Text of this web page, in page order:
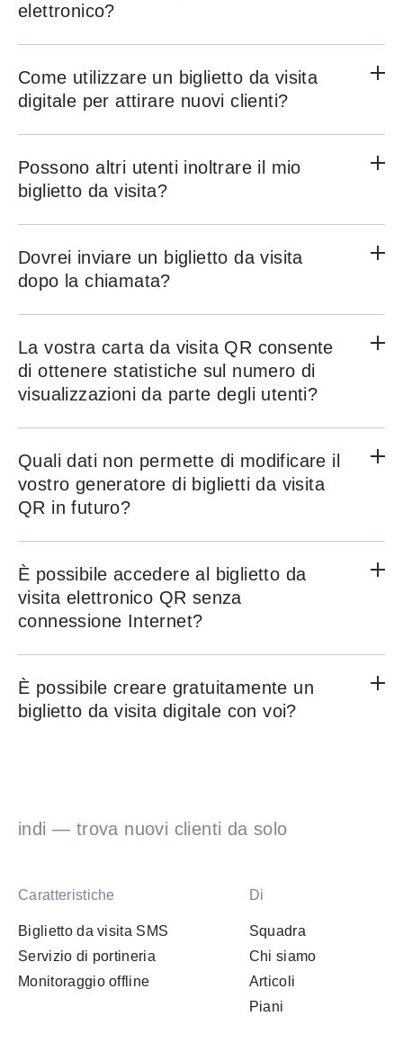
elettronico?
Come utilizzare un biglietto da visita
digitale per attirare nuovi clienti?
Possono altri utenti inoltrare il mio
biglietto da visita?
Dovrei inviare un biglietto da visita
dopo la chiamata?
La vostra carta da visita QR consente
di ottenere statistiche sul numero di
visualizzazioni da parte degli utenti?
Quali dati non permette di modificare il
vostro generatore di biglietti da visita
QR in futuro?
È possibile accedere al biglietto da
visita elettronico QR senza
connessione Internet?
È possibile creare gratuitamente un
biglietto da visita digitale con voi?
indi — trova nuovi clienti da solo
Caratteristiche
Biglietto da visita SMS
Servizio di portineria
Monitoraggio offline
Di
Squadra
Chi siamo
Articoli
Piani